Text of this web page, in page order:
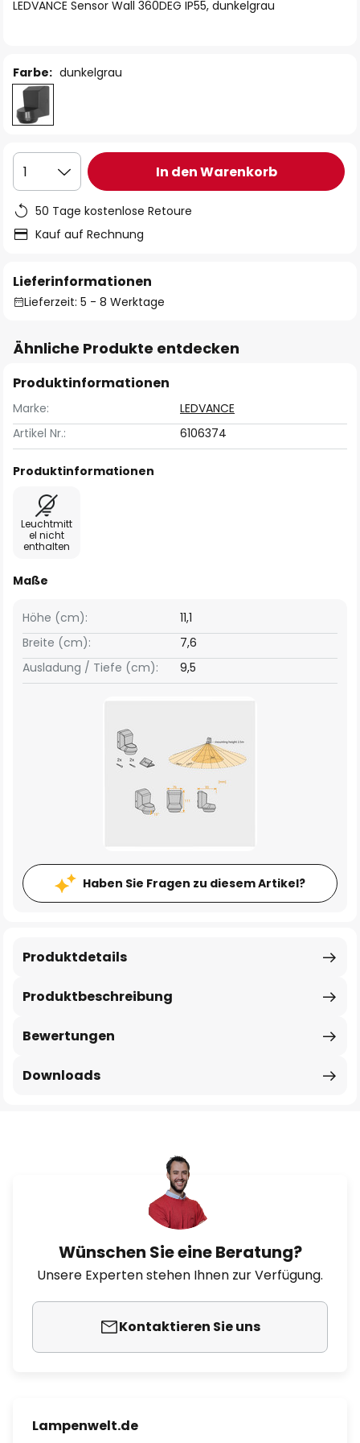
LEDVANCE Sensor Wall 360DEG IP55, dunkelgrau
Farbe: dunkelgrau
1 In den Warenkorb
50 Tage kostenlose Retoure
Kauf auf Rechnung
Lieferinformationen
Lieferzeit: 5 - 8 Werktage
Ähnliche Produkte entdecken
Produktinformationen
Marke:
LEDVANCE
Artikel Nr.:
6106374
Produktinformationen
Leuchtmitt
el nicht
enthalten
Maße
Breite (cm): 7,6
Höhe (cm): 11,1
Ausladung / Tiefe (cm): 9,5
Haben Sie Fragen zu diesem Artikel?
Produktbeschreibung
Produktdetails
Bewertungen
Downloads
Wünschen Sie eine Beratung?
Unsere Experten stehen Ihnen zur Verfügung.
Kontaktieren Sie uns
Lampenwelt.de